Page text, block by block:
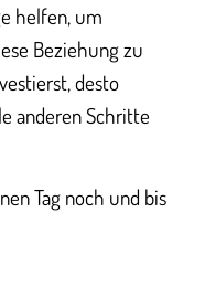
helfen, um
Beziehung zu
desto
anderen Schritte
Tag noch und bis